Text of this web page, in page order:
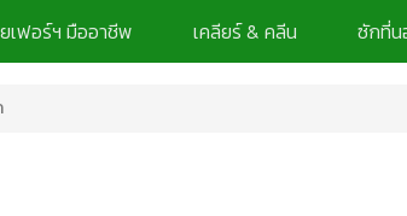
เฟอร์ฯ มืออาชีพ เคลียร์ & คลีน ซักที่